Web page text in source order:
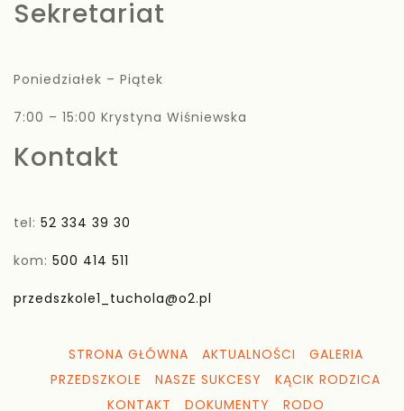
Sekretariat
Poniedziałek – Piątek
7:00 – 15:00 Krystyna Wiśniewska
Kontakt
tel: 52 334 39 30
kom: 500 414 511
przedszkole1_tuchola@o2.pl
STRONA GŁÓWNA AKTUALNOŚCI
GALERIA
PRZEDSZKOLE
NASZE SUKCESY
KĄCIK RODZICA
KONTAKT
DOKUMENTY RODO